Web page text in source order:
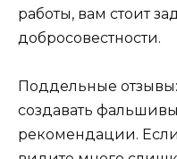
работы, вам стоит
добросовестности.
Поддельные
создавать
рекомендации.